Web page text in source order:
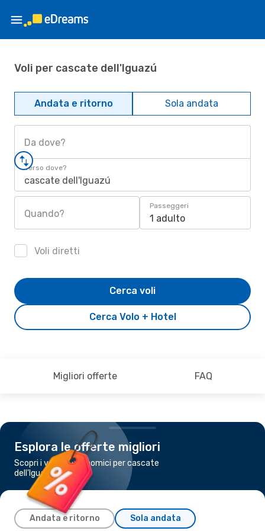
Voli per cascate dell'Iguazú
Andata e ritorno Sola andata
Da dove?
Verso dove?
cascate dell'Iguazú
Quando?
Passeggeri
1 adulto
Voli diretti
Cerca Volo + Hotel
Cerca voli
Migliori offerte FAQ
Esplora le offerte migliori
Scopri i voli più economici per cascate
dell'Iguazú
Andata e ritorno Sola andata